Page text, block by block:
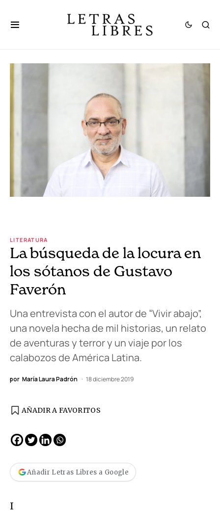
LITERATURA
La búsqueda de la locura en
los sótanos de Gustavo
Faverón
Una entrevista con el autor de “Vivir abajo”,
una novela hecha de mil historias, un relato
de aventuras y terror y un viaje por los
calabozos de América Latina.
por María Laura Padrón 18 diciembre 2019
AÑADIR A FAVORITOS
Añadir Letras Libres a Google
I